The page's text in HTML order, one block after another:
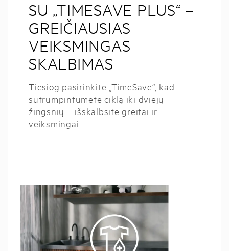
SU „TIMESAVE PLUS“ –
GREIČIAUSIAS
VEIKSMINGAS
SKALBIMAS
Tiesiog pasirinkite „TimeSave“, kad
sutrumpintumėte ciklą iki dviejų
žingsnių – išskalbsite greitai ir
veiksmingai.